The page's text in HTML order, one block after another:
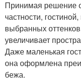
Принимая решение
частности,
выбранных
увеличивает
Даже маленькая
она оформлена
бежа.